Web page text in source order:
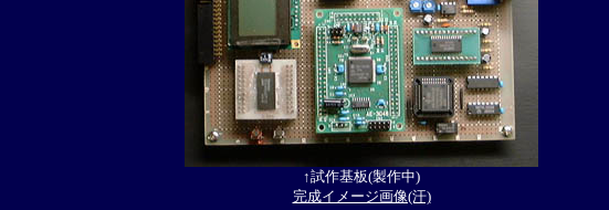
↑試作基板(製作中)
完成イメージ画像(汗)